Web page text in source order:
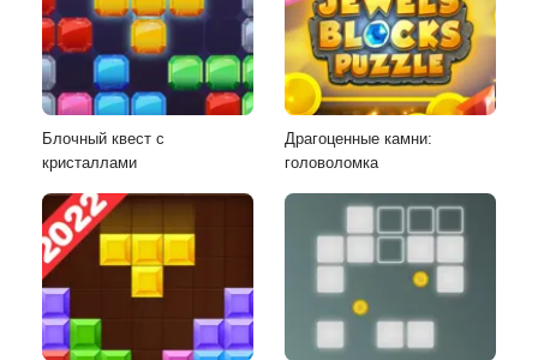
Блочный квест с
кристаллами
Драгоценные камни:
головоломка